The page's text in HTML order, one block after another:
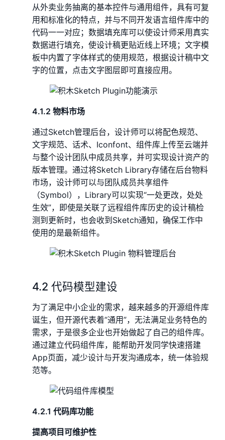
从外卖业务抽离的基本控件与通用组件，具有可复
用和标准化的特点，并与不同开发语言组件库中的
代码一一对应；数据填充库可以使设计师采用真实
数据进行填充，使设计稿更贴近线上环境；文字模
板中内置了字体样式的使用规范，根据设计稿中文
字的位置，点击文字图层即可直接应用。
4.1.2 物料市场
通过Sketch管理后台，设计师可以将配色规范、
文字规范、话术、Iconfont、组件库上传至云端并
与整个设计团队中成员共享，并可实现设计资产的
版本管理。通过将Sketch Library存储在后台物料
市场，设计师可以与团队成员共享组件
（Symbol），Library可以实现“一处更改，处处
生效”，即使是关联了远程组件库历史的设计稿检
测到更新时，也会收到Sketch通知，确保工作中
使用的是最新组件。
4.2 代码模型建设
为了满足中小企业的需求，越来越多的开源组件库
诞生，但开源代表着“通用”，无法满足业务特色的
需求，于是很多企业也开始做起了自己的组件库。
通过建立代码组件库，能帮助开发同学快速搭建
App页面，减少设计与开发沟通成本，统一体验规
范等。
4.2.1 代码库功能
提高项目可维护性